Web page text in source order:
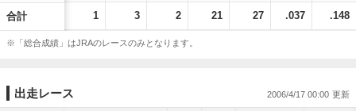
合計 1 3 2 21 27 .037 .148
※「総合成績」はJRAのレースのみとなります。
出走レース 2006/4/17 00:00